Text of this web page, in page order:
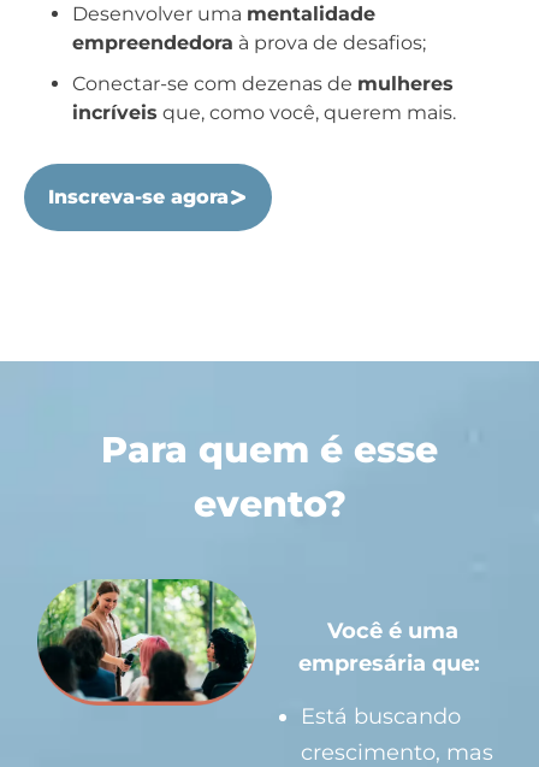
Desenvolver uma mentalidade
empreendedora à prova de desafios;
Conectar-se com dezenas de mulheres
incríveis que, como você, querem mais.
Inscreva-se agora
Para quem é esse
evento?
Você é uma
empresária que:
Está buscando
crescimento, mas